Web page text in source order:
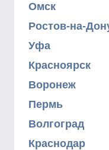
Омск
Ростов-на-
Уфа
Красноярск
Воронеж
Пермь
Волгоград
Краснодар